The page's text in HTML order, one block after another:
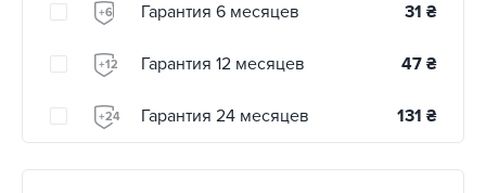
+6 Гарантия 6 месяцев 31 ₴
+12 Гарантия 12 месяцев 47 ₴
+24 Гарантия 24 месяцев 131 ₴